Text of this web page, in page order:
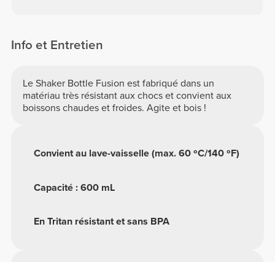
Info et Entretien
Le Shaker Bottle Fusion est fabriqué dans un
matériau très résistant aux chocs et convient aux
boissons chaudes et froides. Agite et bois !
En Tritan résistant et sans BPA
Capacité : 600 mL
Convient au lave-vaisselle (max. 60 ºC/140 ºF)